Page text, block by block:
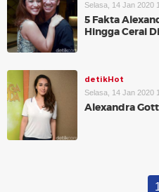
Selasa, 14 Jan 2020
5 Fakta
Hingga Cerai
detikHot
Selasa, 14 Jan 2020
Alexandra